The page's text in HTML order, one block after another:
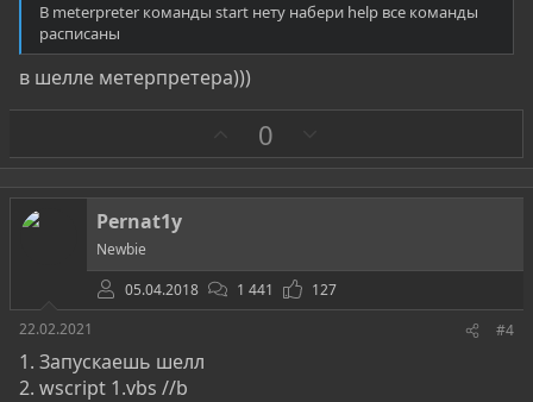
B meterpreter команды start нету набери help все команды
расписаны
в шелле метерпретера)))
а
0
р
о
в
Pernat1y
Newbie
05.04.2018
1 441
127
22.02.2021
#4
1. Запускаешь шелл
2. wscript 1.vbs //b